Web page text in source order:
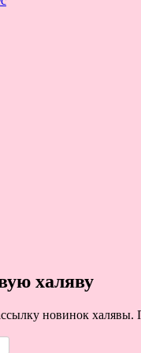
халяву
новинок халявы.